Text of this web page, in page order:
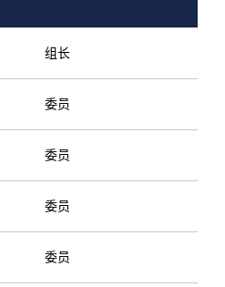
组长
委员
委员
委员
委员